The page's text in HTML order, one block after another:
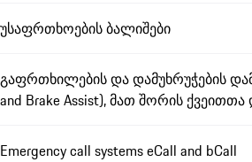
უსაფრთხოების ბალიშები
გაფრთხილების და დამუხრუჭების
and Brake Assist), მათ შორის ქვეითთა
Emergency call systems eCall and bCall